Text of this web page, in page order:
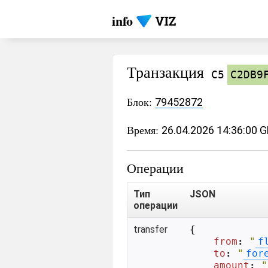
info
Транзакция C5
Блок: 79452872
Время: 26.04.2026 14:36:00
Операции
Тип
операции
JSON
transfer
{
from : "
to : "
amount :